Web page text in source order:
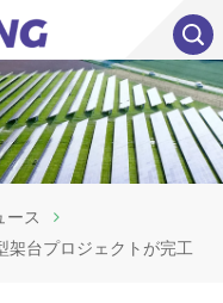
ース
架台プロジェクトが完工